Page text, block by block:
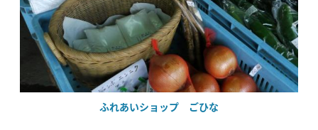
ふれあいショップ ごひな